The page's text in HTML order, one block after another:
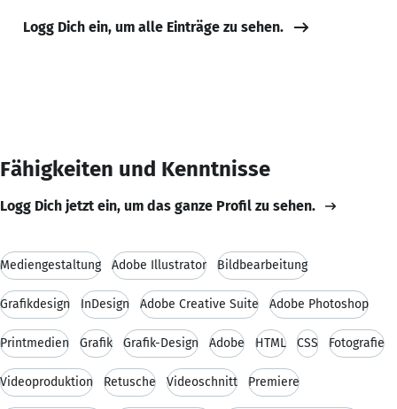
Logg Dich ein, um alle Einträge zu sehen.
Fähigkeiten und Kenntnisse
Logg Dich jetzt ein, um das ganze Profil zu sehen.
Mediengestaltung Adobe Illustrator Bildbearbeitung
Grafikdesign InDesign Adobe Creative Suite Adobe Photoshop
Printmedien Grafik Grafik-Design Adobe HTML CSS Fotografie
Videoproduktion Retusche Videoschnitt Premiere